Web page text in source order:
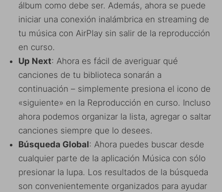
álbum como debe ser. Además, ahora se puede
iniciar una conexión inalámbrica en streaming de
tu música con AirPlay sin salir de la reproducción
en curso.
Up Next: Ahora es fácil de averiguar qué
canciones de tu biblioteca sonarán a
continuación – simplemente presiona el icono de
«siguiente» en la Reproducción en curso. Incluso
ahora podemos organizar la lista, agregar o saltar
canciones siempre que lo desees.
Búsqueda Global: Ahora puedes buscar desde
cualquier parte de la aplicación Música con sólo
presionar la lupa. Los resultados de la búsqueda
son convenientemente organizados para ayudar